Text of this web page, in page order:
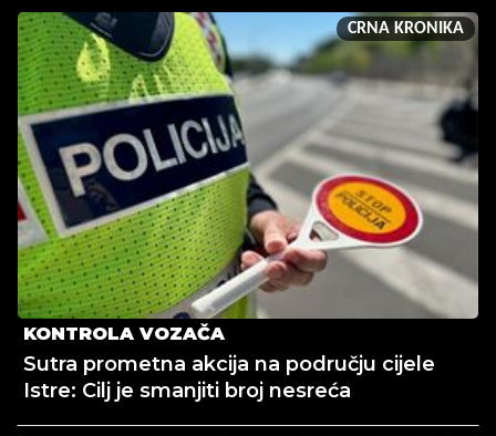
CRNA KRONIKA
KONTROLA VOZAČA
Sutra prometna akcija na području cijele
Istre: Cilj je smanjiti broj nesreća